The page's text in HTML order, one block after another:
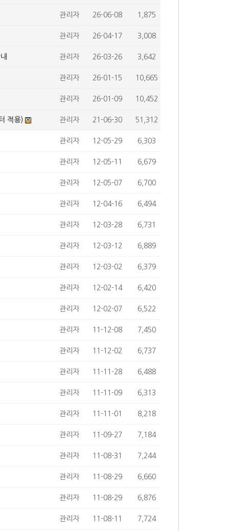
관리자 26-06-08 1,875
관리자 26-04-17 3,008
관리자 26-03-26 3,642
관리자 26-01-15 10,665
관리자 26-01-09 10,452
적용) 관리자 21-06-30 51,312
관리자 12-05-29 6,303
관리자 12-05-11 6,679
관리자 12-05-07 6,700
관리자 12-04-16 6,494
관리자 12-03-28 6,731
관리자 12-03-12 6,889
관리자 12-03-02 6,379
관리자 12-02-14 6,420
관리자 12-02-07 6,522
관리자 11-12-08 7,450
관리자 11-12-02 6,737
관리자 11-11-28 6,488
관리자 11-11-09 6,313
관리자 11-11-01 8,218
관리자 11-09-27 7,184
관리자 11-08-31 7,244
관리자 11-08-29 6,660
관리자 11-08-29 6,876
관리자 11-08-11 7,724